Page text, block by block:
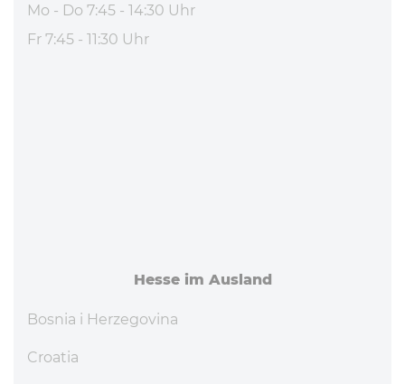
Mo - Do 7:45 - 14:30 Uhr
Fr 7:45 - 11:30 Uhr
Hesse im Ausland
Bosnia i Herzegovina
Croatia